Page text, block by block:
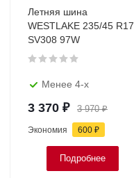
Летняя шина
WESTLAKE 235/45 R17
SV308 97W
Менее 4-х
3 370 ₽ 3 970₽
Экономия 600 ₽
Подробнее